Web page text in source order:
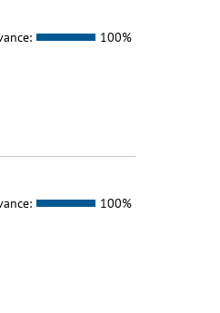
100%
100%